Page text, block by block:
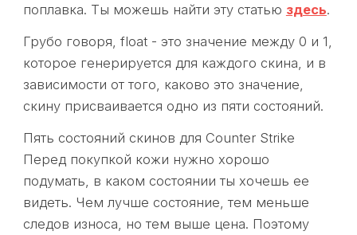
поплавка. Ты можешь найти эту статью здесь.
Грубо говоря, float - это значение между 0 и 1,
которое генерируется для каждого скина, и в
зависимости от того, каково это значение,
скину присваивается одно из пяти состояний.
Пять состояний скинов для Counter Strike
Перед покупкой кожи нужно хорошо
подумать, в каком состоянии ты хочешь ее
видеть. Чем лучше состояние, тем меньше
следов износа, но тем выше цена. Поэтому